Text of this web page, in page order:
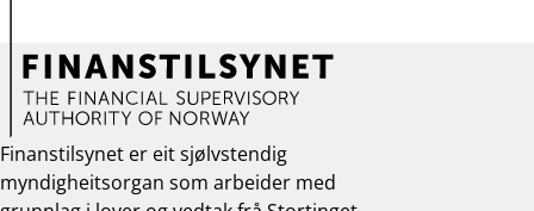
Finanstilsynet er eit sjølvstendig
myndigheitsorgan som arbeider med